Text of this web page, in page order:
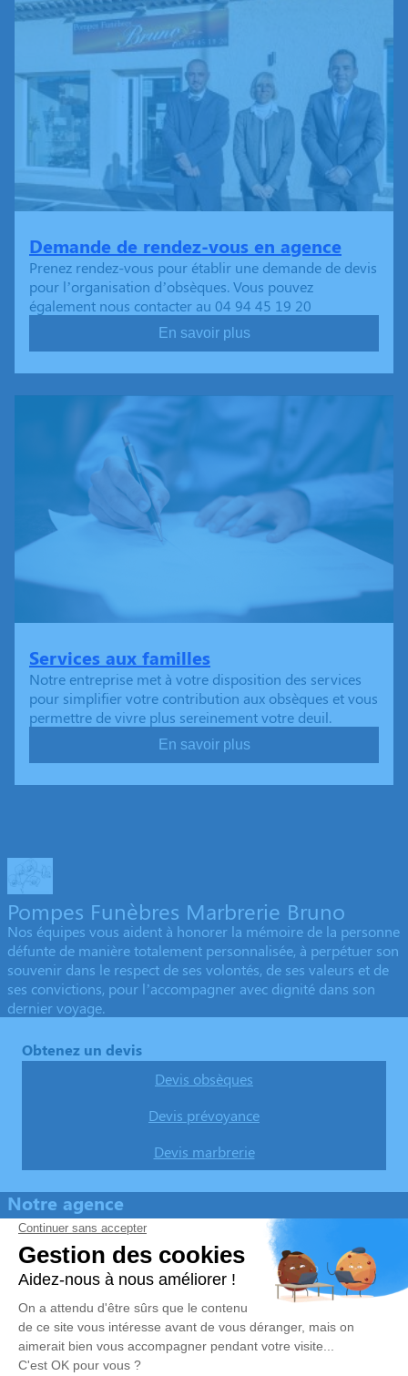
Demande de rendez-vous en agence
Prenez rendez-vous pour établir une demande de devis
pour l’organisation d’obsèques. Vous pouvez
également nous contacter au 04 94 45 19 20
En savoir plus
Services aux familles
Notre entreprise met à votre disposition des services
pour simplifier votre contribution aux obsèques et vous
permettre de vivre plus sereinement votre deuil.
En savoir plus
Pompes Funèbres Marbrerie Bruno
Nos équipes vous aident à honorer la mémoire de la personne
défunte de manière totalement personnalisée, à perpétuer son
souvenir dans le respect de ses volontés, de ses valeurs et de
ses convictions, pour l’accompagner avec dignité dans son
dernier voyage.
Obtenez un devis
Devis obsèques
Devis prévoyance
Devis marbrerie
Notre agence
Pompes Funèbres Marbrerie Bruno
04 94 45 19 20
p-f.bruno@orange.fr
965 Boulevard de la Libération – 83490 – Le Muy
4.9/5 – 52 avis
Nos Services
Organiser des obsèques
Liens utiles
Avis de décès